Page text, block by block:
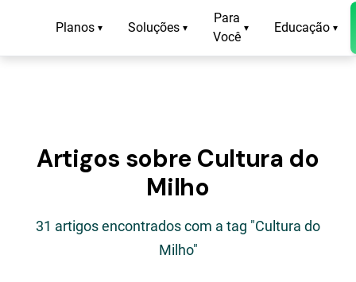
Planos ▾ Soluções ▾
Para
Você
▾ Educação ▾
Artigos sobre Cultura do
Milho
31 artigos encontrados com a tag "Cultura do
Milho"